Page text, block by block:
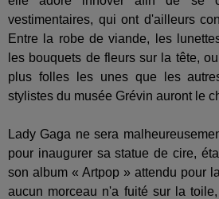
vestimentaires, qui ont d'ailleurs
Entre la robe de viande, les
les bouquets de fleurs sur la tête,
plus folles les unes que les
stylistes du musée Grévin auront le
Lady Gaga ne sera
pour inaugurer sa statue de cire,
son album « Artpop » attendu pour
aucun morceau n'a fuité sur la